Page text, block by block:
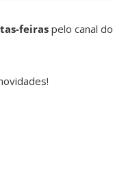
feiras pelo canal do